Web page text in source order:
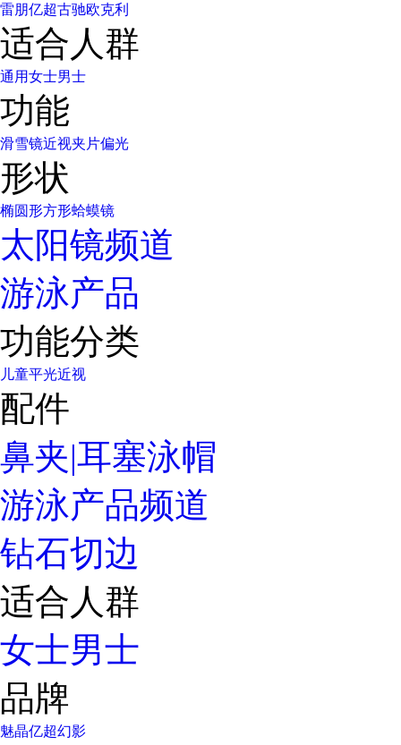
雷朋亿超古驰欧克利
适合人群
通用女士男士
功能
滑雪镜近视夹片偏光
形状
椭圆形方形蛤蟆镜
太阳镜频道
游泳产品
功能分类
儿童平光近视
配件
鼻夹|耳塞泳帽
游泳产品频道
钻石切边
适合人群
女士男士
品牌
魅晶亿超幻影